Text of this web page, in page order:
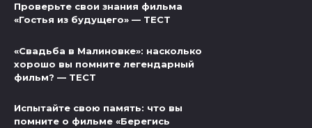
Проверьте свои знания фильма
«Гостья из будущего» — ТЕСТ
«Свадьба в Малиновке»: насколько
хорошо вы помните легендарный
фильм? — ТЕСТ
Испытайте свою память: что вы
помните о фильме «Берегись